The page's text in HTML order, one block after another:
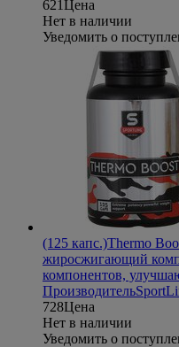
621Цена
Нет в наличии
Уведомить о
(125 капс.)Thermo
жиросжигающий
компонентов,
Производитель
728Цена
Нет в наличии
Уведомить о